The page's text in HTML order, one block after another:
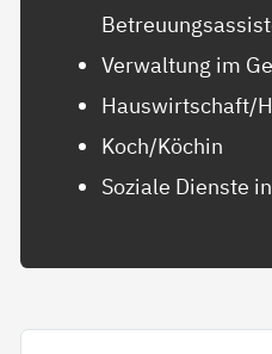
Verwaltung im
Hauswirtschaft/
Koch/Köchin
Soziale Dienste